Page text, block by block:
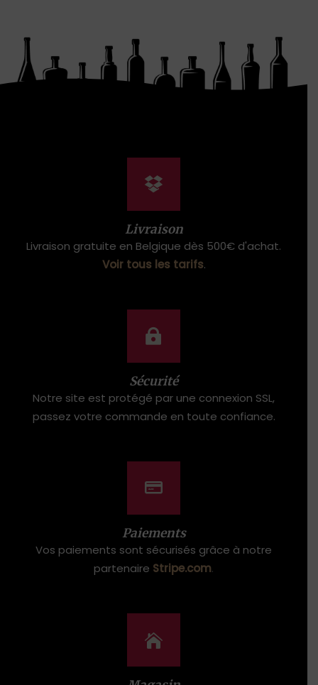
Livraison
Livraison gratuite en Belgique dès 500€ d'achat.
Voir tous les tarifs.
Sécurité
Notre site est protégé par une connexion SSL,
passez votre commande en toute confiance.
Paiements
Vos paiements sont sécurisés grâce à notre
partenaire Stripe.com.